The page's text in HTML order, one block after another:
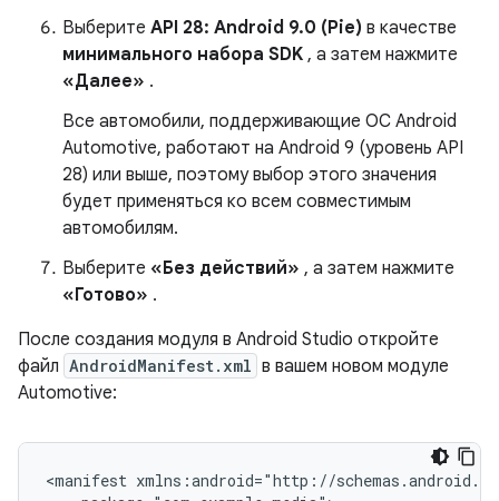
Выберите API 28: Android 9.0 (Pie) в качестве
минимального набора SDK , а затем нажмите
«Далее» .
Все автомобили, поддерживающие ОС Android
Automotive, работают на Android 9 (уровень API
28) или выше, поэтому выбор этого значения
будет применяться ко всем совместимым
автомобилям.
Выберите «Без действий» , а затем нажмите
«Готово» .
После создания модуля в Android Studio откройте
файл AndroidManifest.xml в вашем новом модуле
Automotive:
<manifest